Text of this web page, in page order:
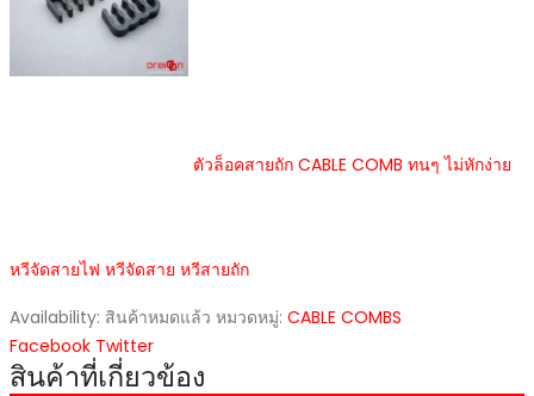
ตัวล็อคสายถัก CABLE COMB ทนๆ ไม่หักง่าย
หวีจัดสายไฟ หวีจัดสาย หวีสายถัก
Availability: สินค้าหมดแล้ว หมวดหมู่: CABLE COMBS
Facebook Twitter
สินค้าที่เกี่ยวข้อง